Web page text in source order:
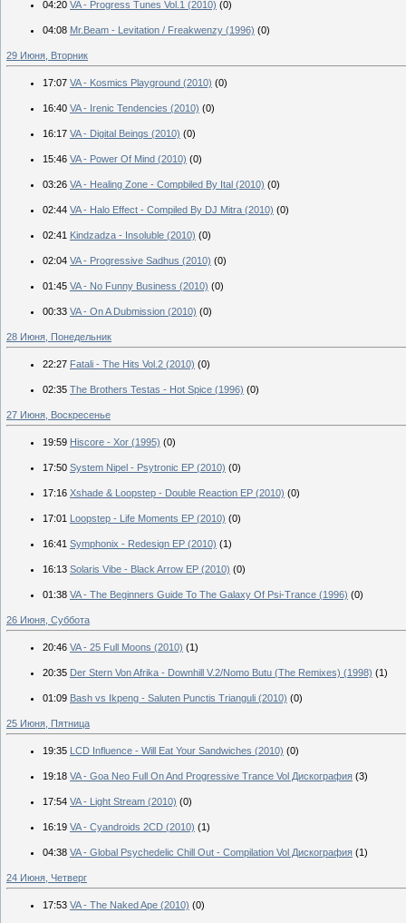
04:20 VA - Progress Tunes Vol.1 (2010) (0)
04:08 Mr.Beam - Levitation / Freakwenzy (1996) (0)
29 Июня, Вторник
17:07 VA - Kosmics Playground (2010) (0)
16:40 VA - Irenic Tendencies (2010) (0)
16:17 VA - Digital Beings (2010) (0)
15:46 VA - Power Of Mind (2010) (0)
03:26 VA - Healing Zone - Compbiled By Ital (2010) (0)
02:44 VA - Halo Effect - Compiled By DJ Mitra (2010) (0)
02:41 Kindzadza - Insoluble (2010) (0)
02:04 VA - Progressive Sadhus (2010) (0)
01:45 VA - No Funny Business (2010) (0)
00:33 VA - On A Dubmission (2010) (0)
28 Июня, Понедельник
22:27 Fatali - The Hits Vol.2 (2010) (0)
02:35 The Brothers Testas - Hot Spice (1996) (0)
27 Июня, Воскресенье
19:59 Hiscore - Xor (1995) (0)
17:50 System Nipel - Psytronic EP (2010) (0)
17:16 Xshade & Loopstep - Double Reaction EP (2010) (0)
17:01 Loopstep - Life Moments EP (2010) (0)
16:41 Symphonix - Redesign EP (2010) (1)
16:13 Solaris Vibe - Black Arrow EP (2010) (0)
01:38 VA - The Beginners Guide To The Galaxy Of Psi-Trance (1996) (0)
26 Июня, Суббота
20:46 VA - 25 Full Moons (2010) (1)
20:35 Der Stern Von Afrika - Downhill V.2/Nomo Butu (The Remixes) (1998) (1)
01:09 Bash vs Ikpeng - Saluten Punctis Trianguli (2010) (0)
25 Июня, Пятница
19:35 LCD Influence - Will Eat Your Sandwiches (2010) (0)
19:18 VA - Goa Neo Full On And Progressive Trance Vol Дискография (3)
17:54 VA - Light Stream (2010) (0)
16:19 VA - Cyandroids 2CD (2010) (1)
04:38 VA - Global Psychedelic Chill Out - Compilation Vol Дискография (1)
24 Июня, Четверг
17:53 VA - The Naked Ape (2010) (0)